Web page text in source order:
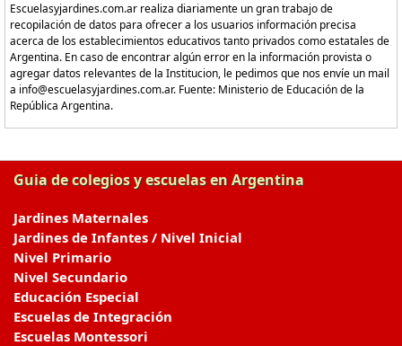
Escuelasyjardines.com.ar realiza diariamente un gran trabajo de
recopilación de datos para ofrecer a los usuarios información precisa
acerca de los establecimientos educativos tanto privados como estatales de
Argentina. En caso de encontrar algún error en la información provista o
agregar datos relevantes de la Institucion, le pedimos que nos envíe un mail
a info@escuelasyjardines.com.ar. Fuente: Ministerio de Educación de la
República Argentina.
Guia de colegios y escuelas en Argentina
Jardines Maternales
Jardines de Infantes / Nivel Inicial
Nivel Primario
Nivel Secundario
Educación Especial
Escuelas de Integración
Escuelas Montessori